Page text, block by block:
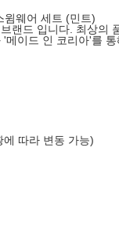
윔웨어 세트 (민트)
랜드 입니다. 최상의
이드 인 코리아'를
에 따라 변동 가능)